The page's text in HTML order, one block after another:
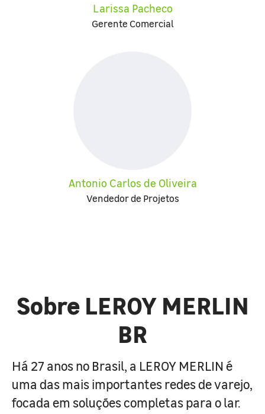
Larissa Pacheco
Gerente Comercial
Antonio Carlos de Oliveira
Vendedor de Projetos
Sobre LEROY MERLIN
BR
Há 27 anos no Brasil, a LEROY MERLIN é
uma das mais importantes redes de varejo,
focada em soluções completas para o lar.